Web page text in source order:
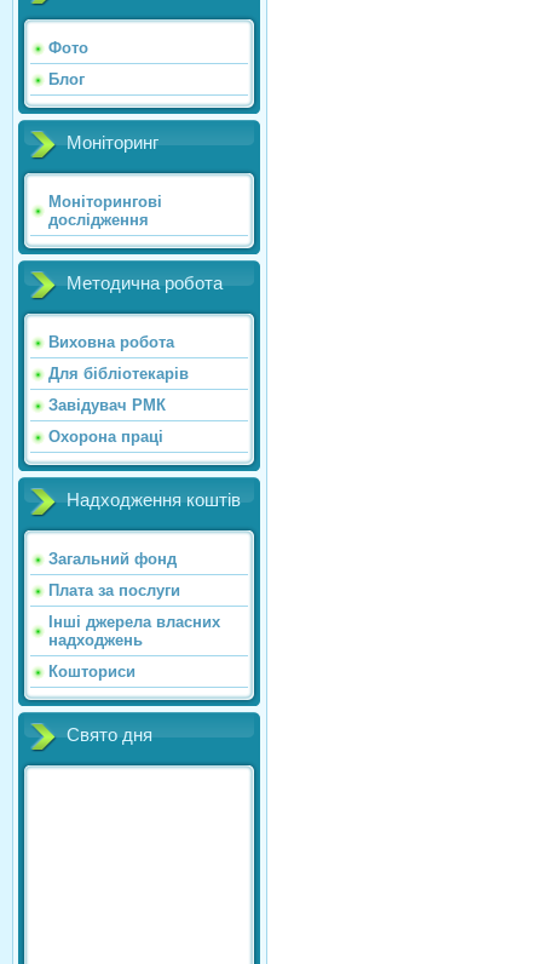
Фото
Блог
Моніторинг
Моніторингові
дослідження
Методична робота
Виховна робота
Для бібліотекарів
Завідувач РМК
Охорона праці
Надходження коштів
Загальний фонд
Плата за послуги
Інші джерела власних
надходжень
Кошториси
Свято дня